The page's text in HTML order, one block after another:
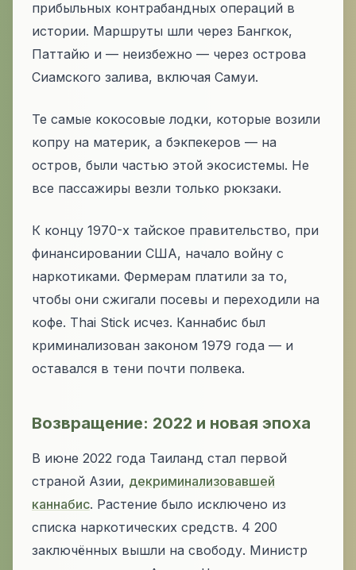
прибыльных контрабандных операций в
истории. Маршруты шли через Бангкок,
Паттайю и — неизбежно — через острова
Сиамского залива, включая Самуи.
Те самые кокосовые лодки, которые возили
копру на материк, а бэкпекеров — на
остров, были частью этой экосистемы. Не
все пассажиры везли только рюкзаки.
К концу 1970-х тайское правительство, при
финансировании США, начало войну с
наркотиками. Фермерам платили за то,
чтобы они сжигали посевы и переходили на
кофе. Thai Stick исчез. Каннабис был
криминализован законом 1979 года — и
оставался в тени почти полвека.
Возвращение: 2022 и новая эпоха
В июне 2022 года Таиланд стал первой
страной Азии, декриминализовавшей
каннабис. Растение было исключено из
списка наркотических средств. 4 200
заключённых вышли на свободу. Министр